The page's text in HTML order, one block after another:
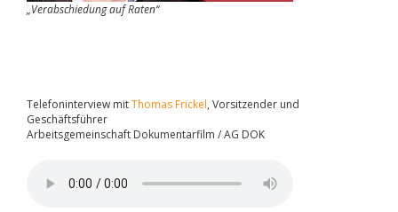
„Verabschiedung auf Raten“
Telefoninterview mitThomas Frickel, Vorsitzender und
Geschäftsführer
Arbeitsgemeinschaft Dokumentarfilm / AG DOK